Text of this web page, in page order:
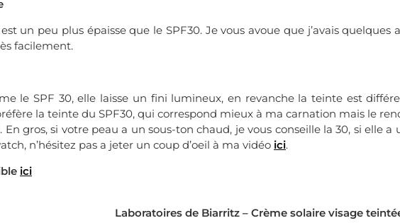
un peu plus épaisse que le SPF30. Je vous avoue que j’avais quelques
facilement.
le SPF 30, elle laisse un fini lumineux, en revanche la teinte est
la teinte du SPF30, qui correspond mieux à ma carnation mais le
gros, si votre peau a un sous-ton chaud, je vous conseille la 30, si elle a
n’hésitez pas a jeter un coup d’oeil à ma vidéo ici.
ici
Laboratoires de Biarritz – Crème solaire visage